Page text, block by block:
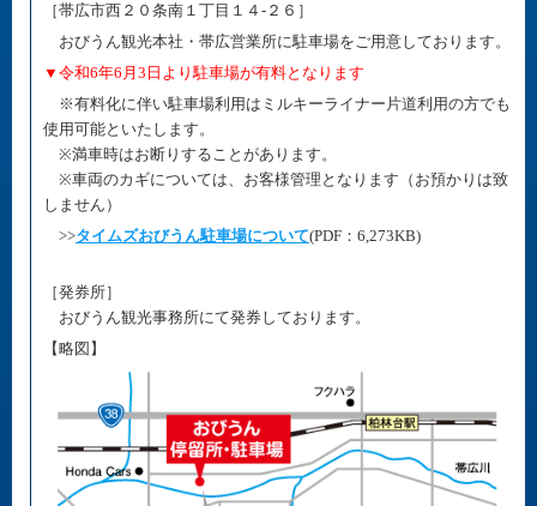
［帯広市西２０条南１丁目１４-２６］
おびうん観光本社・帯広営業所に駐車場をご用意しております。
▼令和6年6月3日より駐車場が有料となります
※有料化に伴い駐車場利用はミルキーライナー片道利用の方でも
使用可能といたします。
※満車時はお断りすることがあります。
※車両のカギについては、お客様管理となります（お預かりは致
しません）
>>タイムズおびうん駐車場について(PDF：6,273KB)
［発券所］
おびうん観光事務所にて発券しております。
【略図】